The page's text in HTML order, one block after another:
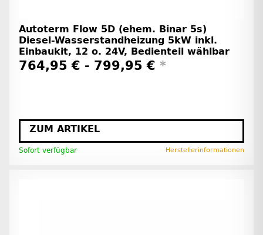
Autoterm Flow 5D (ehem. Binar 5s)
Diesel-Wasserstandheizung 5kW inkl.
Einbaukit, 12 o. 24V, Bedienteil wählbar
764,95 € - 799,95 € *
ZUM ARTIKEL
Sofort verfügbar Herstellerinformationen